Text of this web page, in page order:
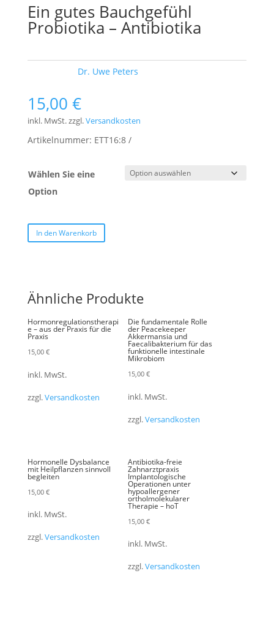
Ein gutes Bauchgefühl
Probiotika – Antibiotika
Dr. Uwe Peters
15,00 €
inkl. MwSt.zzgl.Versandkosten
Artikelnummer: ETT16:8
Wählen Sie eine
Option
In den Warenkorb
Ähnliche Produkte
Hormonregulationstherapi
e – aus der Praxis für die
Praxis
15,00 €
inkl. MwSt.
zzgl.Versandkosten
Die fundamentale Rolle
der Peacekeeper
Akkermansia und
Faecalibakterium für das
funktionelle intestinale
Mikrobiom
15,00 €
inkl. MwSt.
zzgl.Versandkosten
Hormonelle Dysbalance
mit Heilpflanzen sinnvoll
begleiten
15,00 €
inkl. MwSt.
zzgl.Versandkosten
Antibiotika-freie
Zahnarztpraxis
Implantologische
Operationen unter
hypoallergener
ortholmolekularer
Therapie – hoT
15,00 €
inkl. MwSt.
zzgl.Versandkosten